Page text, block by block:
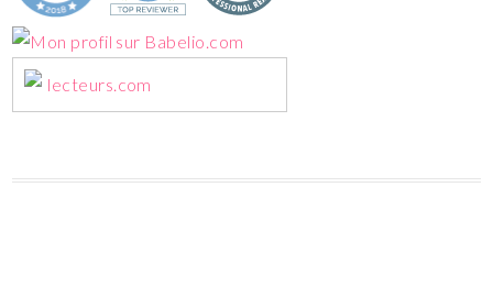
lecteurs.com